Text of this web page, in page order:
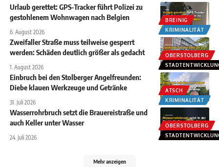
BREINIG
KRIMINALITÄT
Urlaub gerettet: GPS-Tracker führt Polizei zu
gestohlenem Wohnwagen nach Belgien
6. August 2026
OBERSTOLBERG
Zweifaller Straße muss teilweise gesperrt
werden: Schäden deutlich größer als gedacht
1. August 2026
ATSCH
KRIMINALITÄT
Einbruch bei den Stolberger Angelfreunden:
Diebe klauen Werkzeuge und Getränke
31. Juli 2026
OBERSTOLBERG
Wasserrohrbruch setzt die Brauereistraße und
auch Keller unter Wasser
24. Juli 2026
Mehr anzeigen